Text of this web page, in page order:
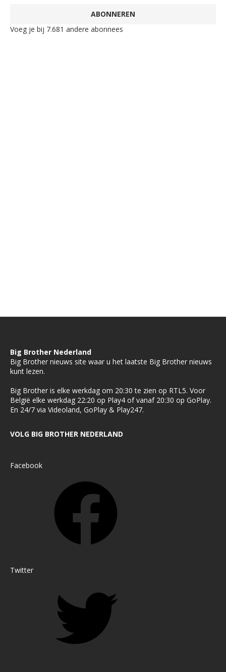
ABONNEREN
Voeg je bij 7.681 andere abonnees
Big Brother Nederland
Big Brother nieuws site waar u het laatste Big Brother nieuws
kunt lezen.
Big Brother is elke werkdag om 20:30 te zien op RTL5. Voor
België elke werkdag 22:20 op Play4 of vanaf 20:30 op GoPlay.
En 24/7 via Videoland, GoPlay & Play247.
VOLG BIG BROTHER NEDERLAND
Facebook
Twitter